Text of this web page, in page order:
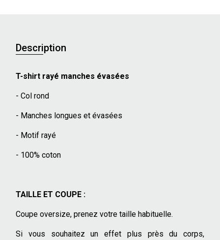
Description
T-shirt rayé manches évasées
- Col rond
- Manches longues et évasées
- Motif rayé
- 100% coton
TAILLE ET COUPE :
Coupe oversize, prenez votre taille habituelle.
Si vous souhaitez un effet plus près du corps,